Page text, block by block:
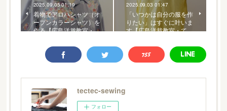
2025.09.05 01:19
着物でアロハシャツ（オ
ープンカラーシャツ）を
作る【広島洋裁教室・…
2025.09.03 01:47
「いつかは自分の服を作
りたい」はすぐに叶いま
す【広島洋裁教室・て…
tectec-sewing
フォロー